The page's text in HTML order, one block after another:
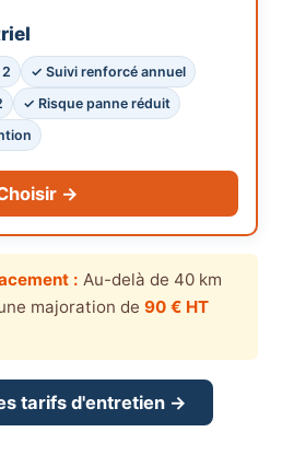
✓ Suivi renforcé annuel
✓ Risque panne réduit
→
: Au-delà de 40 km
majoration de 90 € HT
tarifs d'entretien →